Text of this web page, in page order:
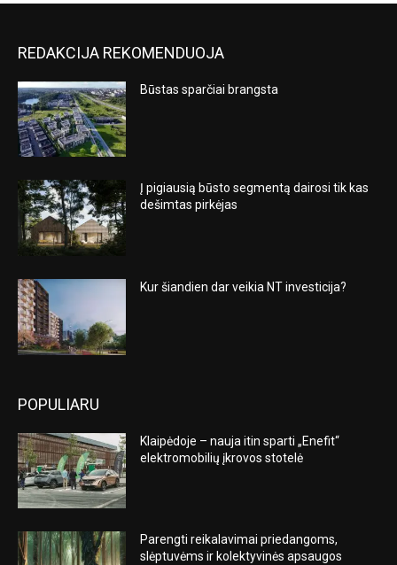
REDAKCIJA REKOMENDUOJA
Būstas sparčiai brangsta
Į pigiausią būsto segmentą dairosi tik kas
dešimtas pirkėjas
Kur šiandien dar veikia NT investicija?
POPULIARU
Klaipėdoje – nauja itin sparti „Enefit“
elektromobilių įkrovos stotelė
Parengti reikalavimai priedangoms,
slėptuvėms ir kolektyvinės apsaugos